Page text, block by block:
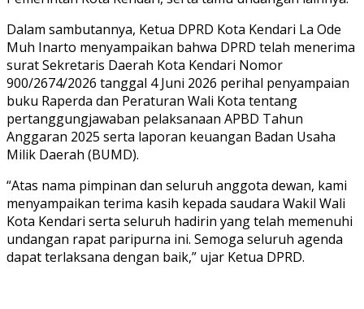
Dalam sambutannya, Ketua DPRD Kota Kendari La Ode
Muh Inarto menyampaikan bahwa DPRD telah menerima
surat Sekretaris Daerah Kota Kendari Nomor
900/2674/2026 tanggal 4 Juni 2026 perihal penyampaian
buku Raperda dan Peraturan Wali Kota tentang
pertanggungjawaban pelaksanaan APBD Tahun
Anggaran 2025 serta laporan keuangan Badan Usaha
Milik Daerah (BUMD).
“Atas nama pimpinan dan seluruh anggota dewan, kami
menyampaikan terima kasih kepada saudara Wakil Wali
Kota Kendari serta seluruh hadirin yang telah memenuhi
undangan rapat paripurna ini. Semoga seluruh agenda
dapat terlaksana dengan baik,” ujar Ketua DPRD.